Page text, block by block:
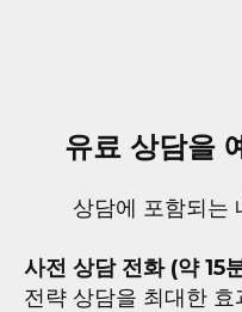
유료 상담을
상담에 포함되는
사전 상담 전화 (약 15
전략 상담을 최대한